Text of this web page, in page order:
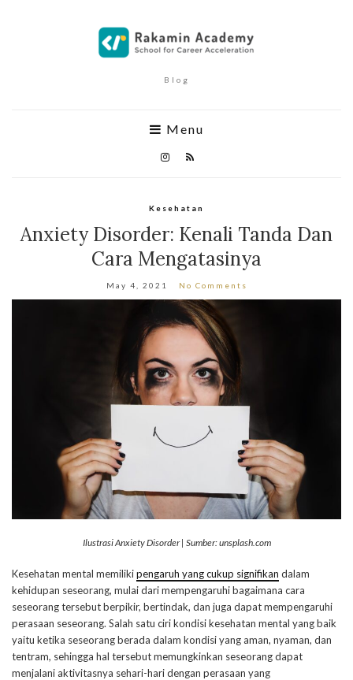
Blog
Menu
Kesehatan
Anxiety Disorder: Kenali Tanda Dan
Cara Mengatasinya
May 4, 2021 No Comments
Ilustrasi Anxiety Disorder | Sumber: unsplash.com
Kesehatan mental memilikipengaruh yang cukup signifikan dalam
kehidupan seseorang, mulai dari mempengaruhi bagaimana cara
seseorang tersebut berpikir, bertindak, dan juga dapat mempengaruhi
perasaan seseorang. Salah satu ciri kondisi kesehatan mental yang baik
yaitu ketika seseorang berada dalam kondisi yang aman, nyaman, dan
tentram, sehingga hal tersebut memungkinkan seseorang dapat
menjalani aktivitasnya sehari-hari dengan perasaan yang